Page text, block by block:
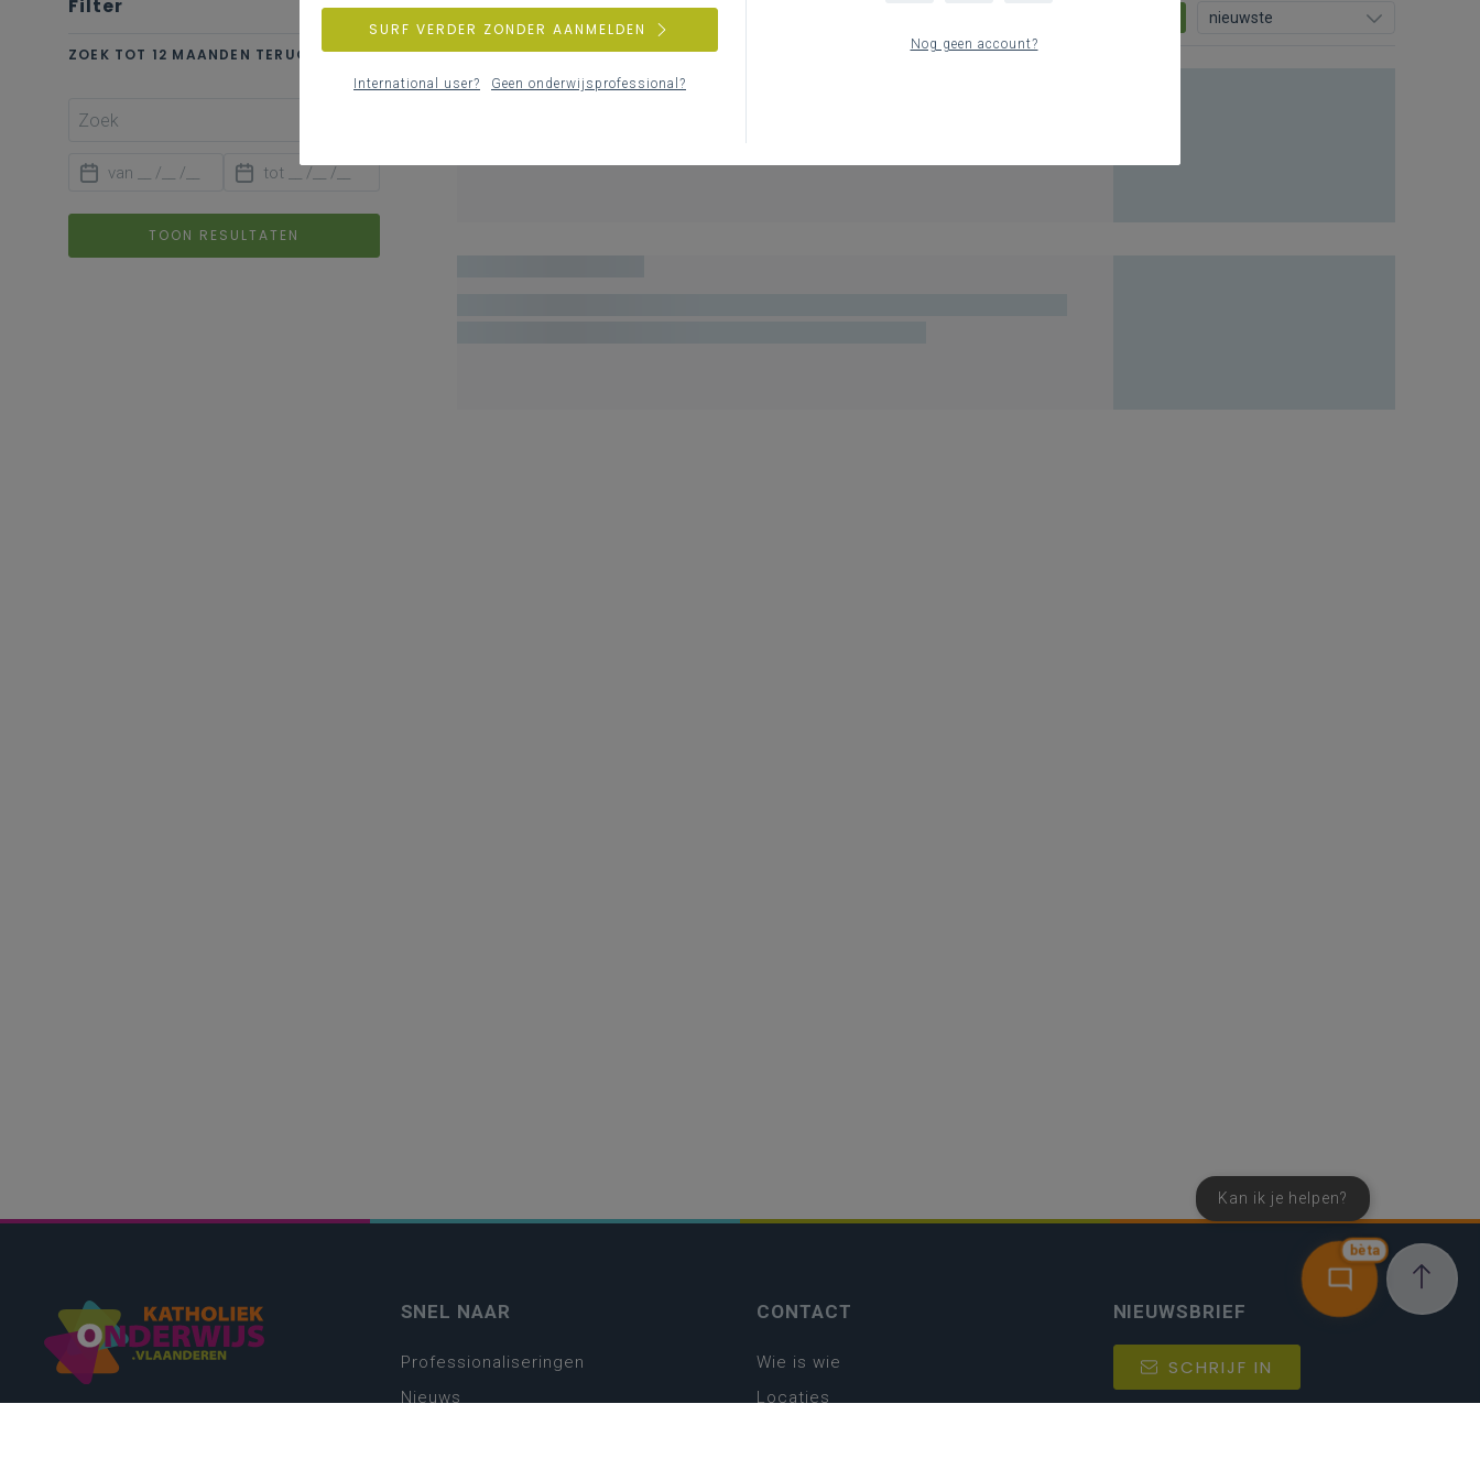
Filter wis alle
ZOEK TOT 12 MAANDEN TERUG
TOON RESULTATEN
nieuwste
bèta
Kan ik je helpen?
SNEL NAAR
Professionaliseringen
Nieuws
CONTACT
Wie is wie
Locaties
NIEUWSBRIEF
SCHRIJF IN
Nog geen account?
SURF VERDER ZONDER AANMELDEN
International user? Geen onderwijsprofessional?